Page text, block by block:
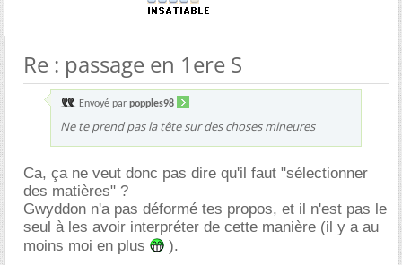
Re : passage en 1ere S
Envoyé par popples98
Ne te prend pas la tête sur des choses mineures
Ca, ça ne veut donc pas dire qu'il faut "sélectionner
des matières" ?
Gwyddon n'a pas déformé tes propos, et il n'est pas le
seul à les avoir interpréter de cette manière (il y a au
moins moi en plus
).